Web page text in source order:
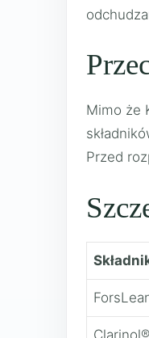
Mimo że
Przed
Clarinol®